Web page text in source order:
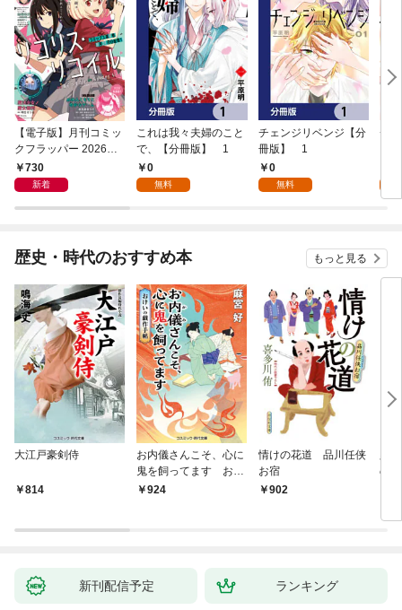
【電子版】月刊コミッ
クフラッパー 2026年9
月号730
新着
これは我々夫婦のこと
で、【分冊版】 1
0
無料
チェンジリベンジ【分
冊版】 1
0
無料
チ
歴史・時代のおすすめ本 もっと見る
大江戸豪剣侍
814
お内儀さんこそ、心に
鬼を飼ってます おけ
いの戯作手帖
924
情けの花道 品川任侠
お宿
902
の
新刊配信予定 ランキング